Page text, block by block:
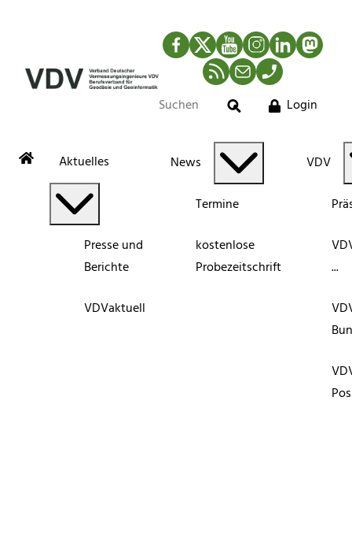
Facebook
TwitterYouTubeInstagram
LinkedIn
RSS-Newsfeed
MailTelefon
Suche
Login
Aktuelles
Presse und
Berichte
VDVaktuell
News
Termine
kostenlose
Probezeitschrift
VDV
...